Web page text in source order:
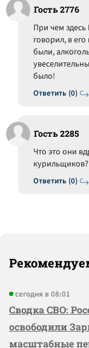
Гость 2776
Ответить (0)
При чем
говорил, в
были,
было!
Гость 2285
Ответить (0)
Что это они
сегодня в 08:01
Сводка СВО:
освободили
масштабные